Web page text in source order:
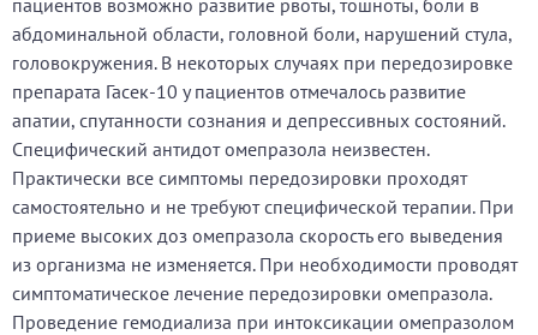
пациентов возможно развитие рвоты, тошноты, боли в
абдоминальной области, головной боли, нарушений стула,
головокружения. В некоторых случаях при передозировке
препарата Гасек-10 у пациентов отмечалось развитие
апатии, спутанности сознания и депрессивных состояний.
Специфический антидот омепразола неизвестен.
Практически все симптомы передозировки проходят
самостоятельно и не требуют специфической терапии. При
приеме высоких доз омепразола скорость его выведения
из организма не изменяется. При необходимости проводят
симптоматическое лечение передозировки омепразола.
Проведение гемодиализа при интоксикации омепразолом